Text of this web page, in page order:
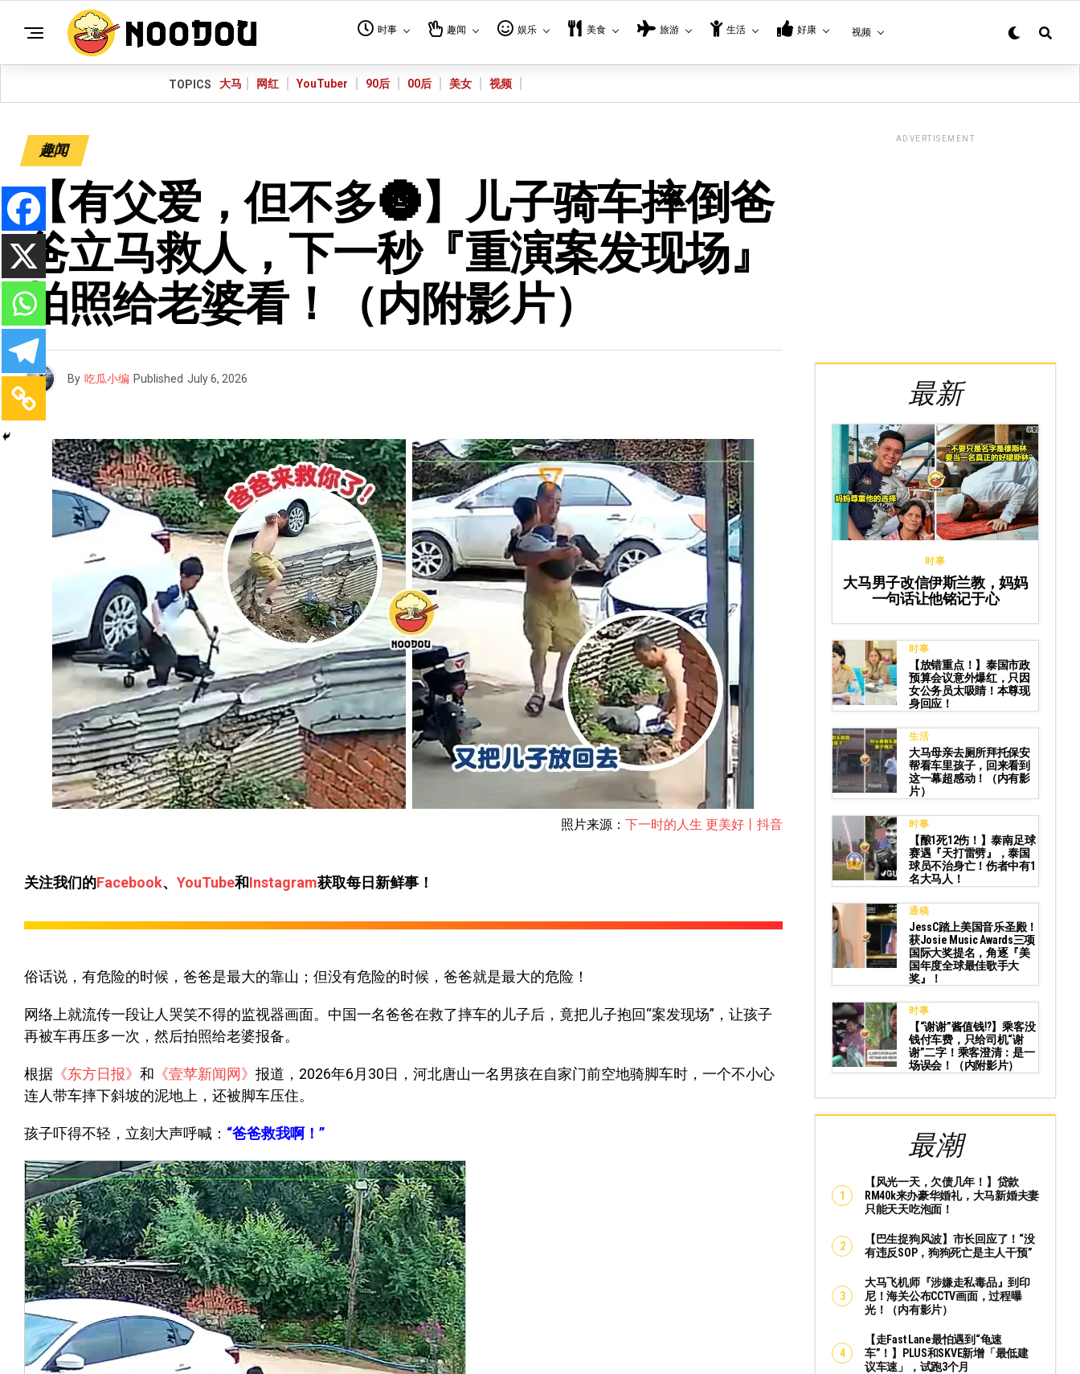
时事 趣闻 娱乐 美食 旅游 生活 好康 视频
TOPICS 大马 网红 YouTuber 90后 00后 美女 视频
趣闻
【有父爱，但不多🌚】儿子骑车摔倒爸
爸立马救人，下一秒『重演案发现场』
拍照给老婆看！（内附影片）
By 吃瓜小编 Published July 6, 2026
照片来源： 下一时的人生 更美好丨抖音
关注我们的Facebook、 YouTube和Instagram获取每日新鲜事！
俗话说，有危险的时候，爸爸是最大的靠山；但没有危险的时候，爸爸就是最大的危险！
网络上就流传一段让人哭笑不得的监视器画面。中国一名爸爸在救了摔车的儿子后，竟把儿子抱回“案发现场”，让孩子
再被车再压多一次，然后拍照给老婆报备。
根据 《东方日报》 和 《壹苹新闻网》 报道，2026年6月30日，河北唐山一名男孩在自家门前空地骑脚车时，一个不小心
连人带车摔下斜坡的泥地上，还被脚车压住。
孩子吓得不轻，立刻大声呼喊： “爸爸救我啊！”
ADVERTISEMENT
最新
时事
大马男子改信伊斯兰教，妈妈
一句话让他铭记于心
时事
【放错重点！】泰国市政
预算会议意外爆红，只因
女公务员太吸睛！本尊现
身回应！
生活
大马母亲去厕所拜托保安
帮看车里孩子，回来看到
这一幕超感动！（内有影
片）
时事
【酿1死12伤！】泰南足球
赛遇『天打雷劈』，泰国
球员不治身亡！伤者中有1
名大马人！
通稿
JessC踏上美国音乐圣殿！
获Josie Music Awards三项
国际大奖提名，角逐『美
国年度全球最佳歌手大
奖』！
时事
【“谢谢”酱值钱⁉️】乘客没
钱付车费，只给司机“谢
谢”二字！乘客澄清：是一
场误会！（内附影片）
最潮
【风光一天，欠债几年！】贷款
RM40k来办豪华婚礼，大马新婚夫妻
只能天天吃泡面！
【巴生捉狗风波】市长回应了！“没
有违反SOP，狗狗死亡是主人干预”
大马飞机师『涉嫌走私毒品』到印
尼！海关公布CCTV画面，过程曝
光！（内有影片）
【走Fast Lane最怕遇到“龟速
车”！】PLUS和SKVE新增「最低建
议车速」，试跑3个月